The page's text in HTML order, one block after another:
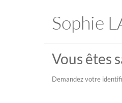
Sophie
Vous êtes
Demandez votre